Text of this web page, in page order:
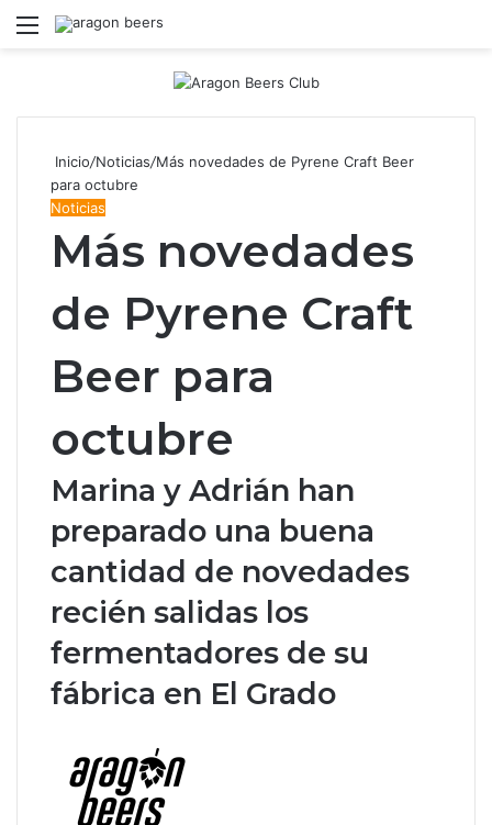
Menú
Inicio/Noticias/Más novedades de Pyrene Craft Beer
para octubre
Noticias
Más novedades
de Pyrene Craft
Beer para
octubre
Marina y Adrián han
preparado una buena
cantidad de novedades
recién salidas los
fermentadores de su
fábrica en El Grado